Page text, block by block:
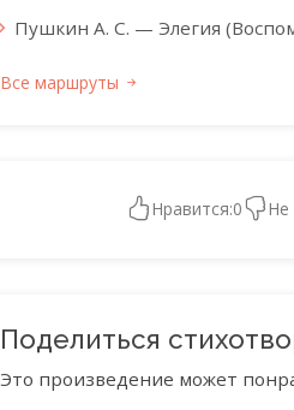
Пушкин А. С. — Элегия
Все маршруты
Нравится:0 Не
Поделиться
Это произведение может